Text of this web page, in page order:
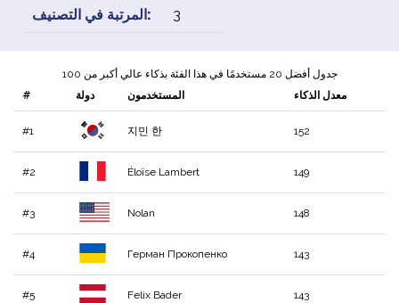
المرتبة في التصنيف: 3
جدول أفضل 20 مستخدمًا في هذا الفئة بذكاء عالي أكبر من 100
#
دولة المستخدمون معدل الذكاء
#1 지민 한 152
#2 Éloïse Lambert 149
#3 Nolan 148
#4 Герман Прокопенко 143
#5 Felix Bader 143